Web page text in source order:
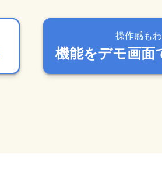
操作感も
機能をデモ画面